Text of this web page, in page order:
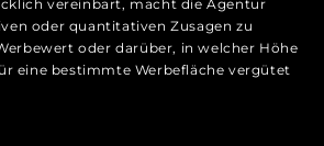
vereinbart, macht die Agentur
oder quantitativen Zusagen zu
oder darüber, in welcher Höhe
eine bestimmte Werbefläche vergütet